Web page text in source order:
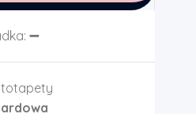
➖